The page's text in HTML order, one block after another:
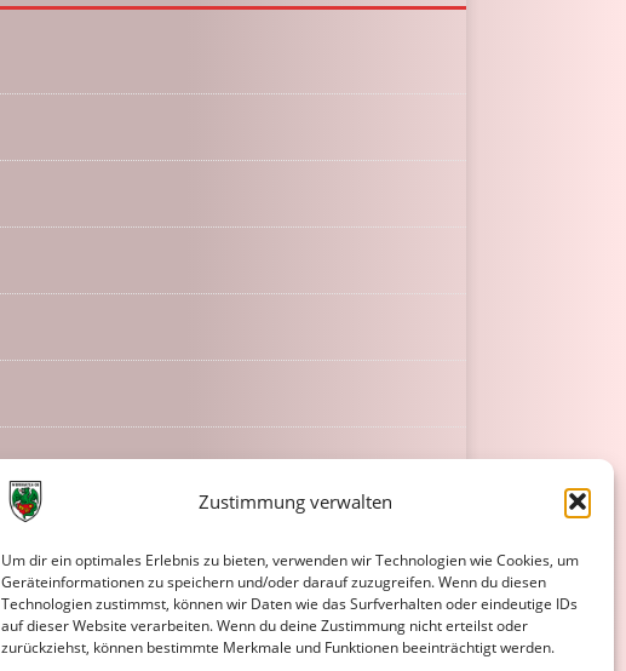
Zustimmung verwalten
Um dir ein optimales Erlebnis zu bieten, verwenden wir Technologien wie Cookies, um
Geräteinformationen zu speichern und/oder darauf zuzugreifen. Wenn du diesen
Technologien zustimmst, können wir Daten wie das Surfverhalten oder eindeutige IDs
auf dieser Website verarbeiten. Wenn du deine Zustimmung nicht erteilst oder
zurückziehst, können bestimmte Merkmale und Funktionen beeinträchtigt werden.